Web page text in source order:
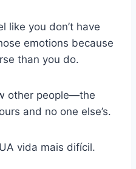
like you don’t have
emotions because
than you do.
other people—the
and no one else’s.
vida mais difícil.